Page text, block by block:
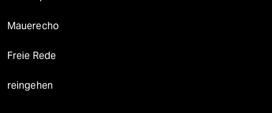
Mauerecho
Freie Rede
reingehen